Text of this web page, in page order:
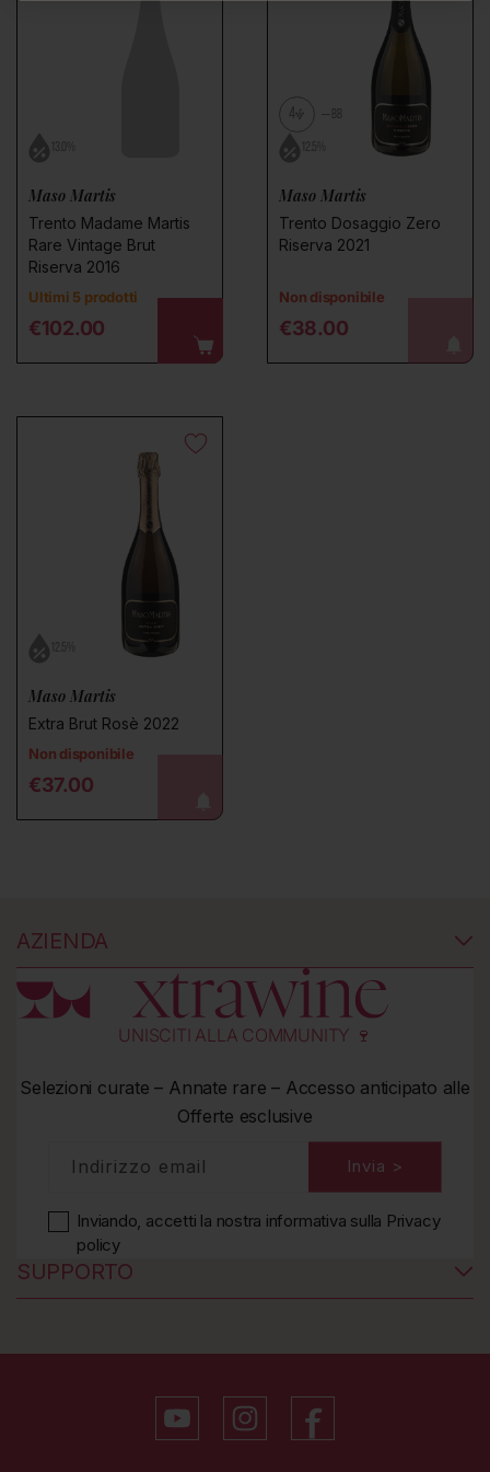
13.0%
Maso Martis
Trento Madame Martis
Rare Vintage Brut
Riserva 2016
Ultimi 5 prodotti
Regular price
€102.00
4 BB
12.5%
Maso Martis
Trento Dosaggio Zero
Riserva 2021
Non disponibile
Regular price
€38.00 avvisami!
12.5%
Maso Martis
Extra Brut Rosè 2022
Non disponibile
Regular price
€37.00 avvisami!
AZIENDA
UNISCITI ALLA COMMUNITY 🍷
Selezioni curate – Annate rare – Accesso anticipato alle
Offerte esclusive
Indirizzo email Invia >
Inviando, accetti la nostra informativa sulla Privacy
policy
SUPPORTO
YouTubeInstagram
Facebook